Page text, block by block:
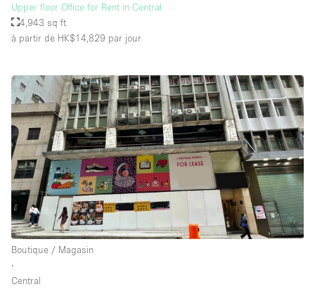
Upper floor Office for Rent in Central
4,943 sq ft
à partir de HK$14,829 par jour
Boutique / Magasin
∙
Central